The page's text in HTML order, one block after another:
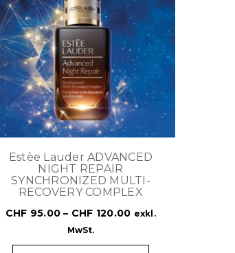
Estèe Lauder ADVANCED
NIGHT REPAIR
SYNCHRONIZED MULTI-
RECOVERY COMPLEX
CHF 95.00 – CHF 120.00 exkl.
MwSt.